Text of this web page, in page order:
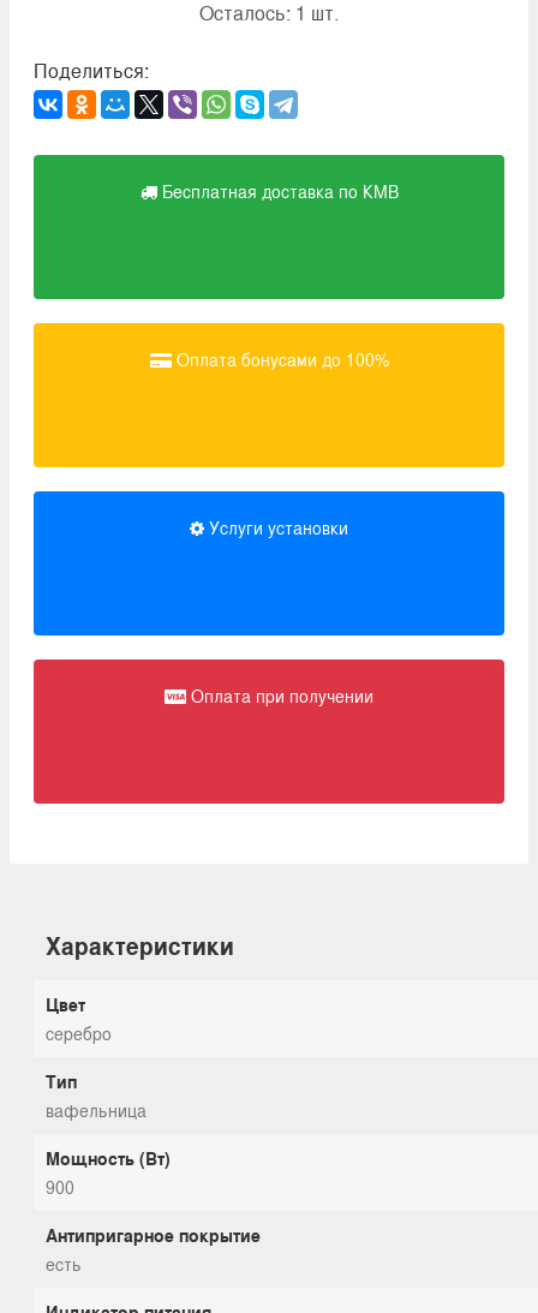
Осталось: 1 шт.
Поделиться:
Бесплатная доставка по КМВ
Оплата бонусами до 100%
Услуги установки
Оплата при получении
Характеристики
Цвет
серебро
Тип
вафельница
Мощность (Вт)
900
Антипригарное покрытие
есть